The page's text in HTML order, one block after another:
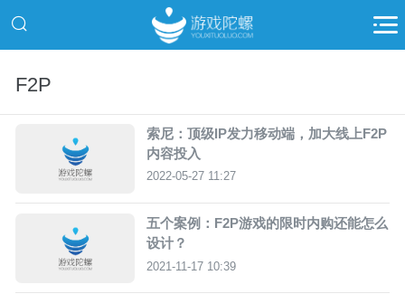
F2P
索尼：顶级IP发力移动端，加大线上F2P
内容投入
2022-05-27 11:27
五个案例：F2P游戏的限时内购还能怎么
设计？
2021-11-17 10:39